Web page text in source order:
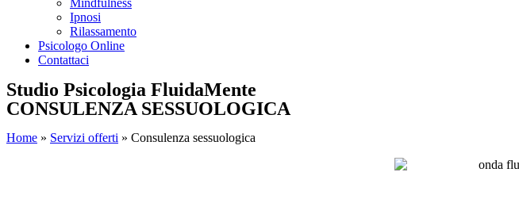
Mindfulness
Ipnosi
Rilassamento
Psicologo Online
Contattaci
Studio Psicologia FluidaMente
CONSULENZA SESSUOLOGICA
Home » Servizi offerti » Consulenza sessuologica